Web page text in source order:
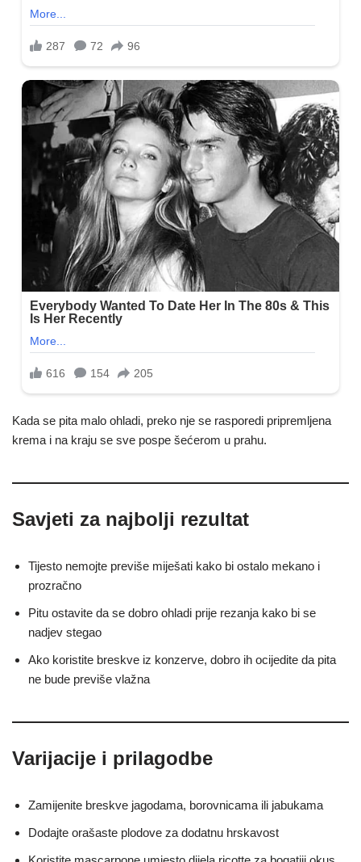
Kada se pita malo ohladi, preko nje se rasporedi pripremljena
krema i na kraju se sve pospe šećerom u prahu.
Savjeti za najbolji rezultat
Tijesto nemojte previše miješati kako bi ostalo mekano i
prozračno
Pitu ostavite da se dobro ohladi prije rezanja kako bi se
nadjev stegao
Ako koristite breskve iz konzerve, dobro ih ocijedite da pita
ne bude previše vlažna
Varijacije i prilagodbe
Zamijenite breskve jagodama, borovnicama ili jabukama
Dodajte orašaste plodove za dodatnu hrskavost